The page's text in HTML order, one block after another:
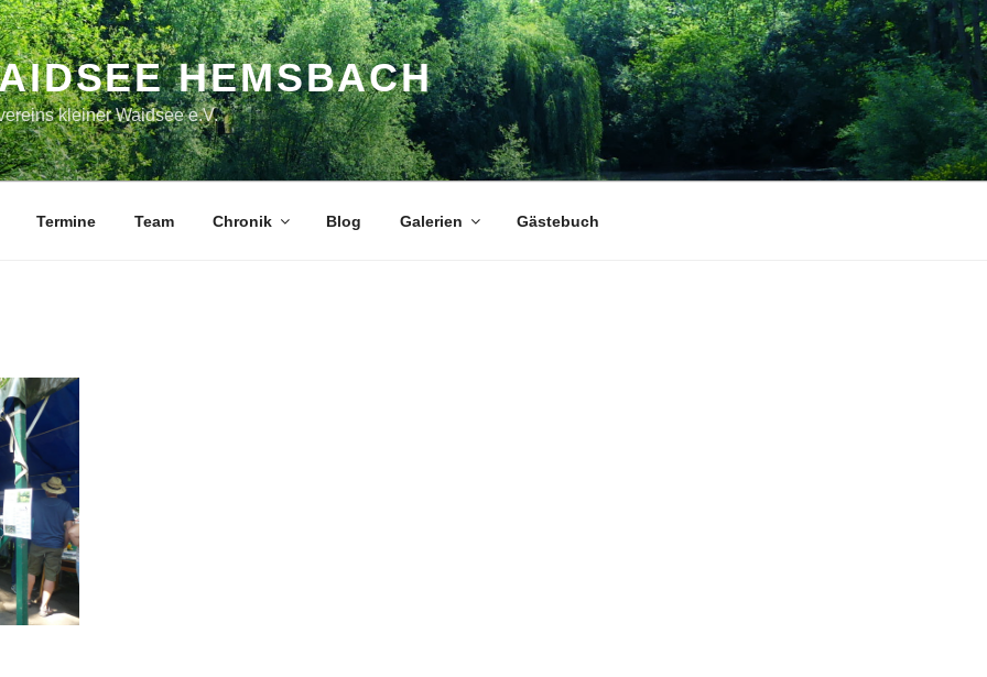
HEMSBACH
kleiner Waidsee e.V.
Termine Team Chronik Blog Galerien Gästebuch